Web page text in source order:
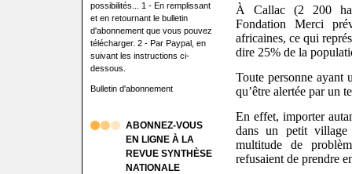
possibilités... 1 - En remplissant
et en retournant le bulletin
d'abonnement que vous pouvez
télécharger. 2 - Par Paypal, en
suivant les instructions ci-
dessous.
Bulletin d'abonnement
ABONNEZ-VOUS
EN LIGNE À LA
REVUE SYNTHÈSE
NATIONALE
À Callac (2 200
Fondation Merci
africaines, ce qui
dire 25% de la
Toute personne ayant
qu’être alertée par un
En effet, importer
dans un petit
multitude de
refusaient de prendre